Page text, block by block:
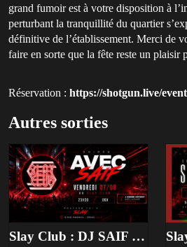
grand fumoir est à votre disposition à
perturbant la tranquillité du quartier
définitive de l’établissement. Merci de
faire en sorte que la fête reste un plaisir
Réservation : https://shotgun.live/events/
Autres sorties
Slay Club : DJ SAIF 07/08